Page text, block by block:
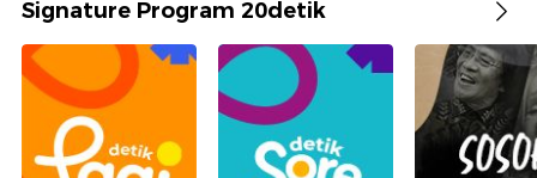
Signature Program 20detik